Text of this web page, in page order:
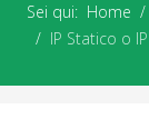
Sei qui: Home
IP Statico o